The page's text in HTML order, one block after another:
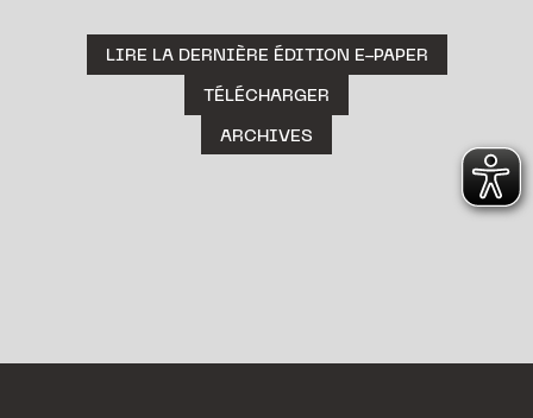
LIRE LA DERNIÈRE ÉDITION E-PAPER
TÉLÉCHARGER
ARCHIVES